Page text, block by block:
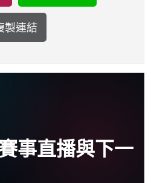
製連結
事直播與下一